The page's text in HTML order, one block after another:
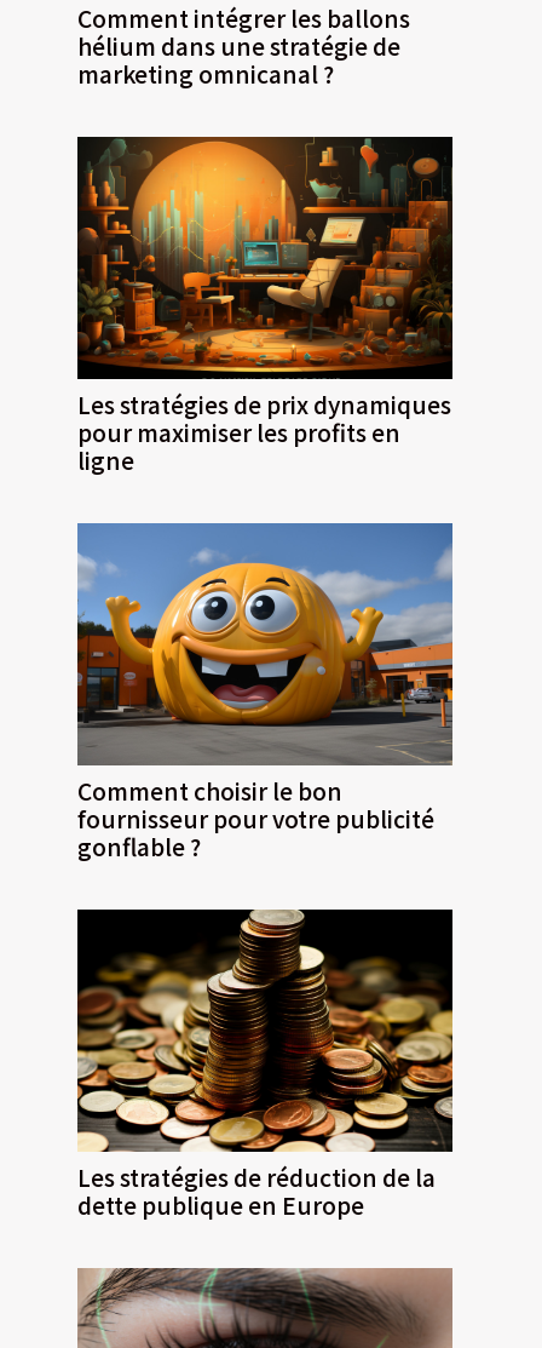
Comment intégrer les ballons
hélium dans une stratégie de
marketing omnicanal ?
Les stratégies de prix dynamiques
pour maximiser les profits en
ligne
Comment choisir le bon
fournisseur pour votre publicité
gonflable ?
Les stratégies de réduction de la
dette publique en Europe